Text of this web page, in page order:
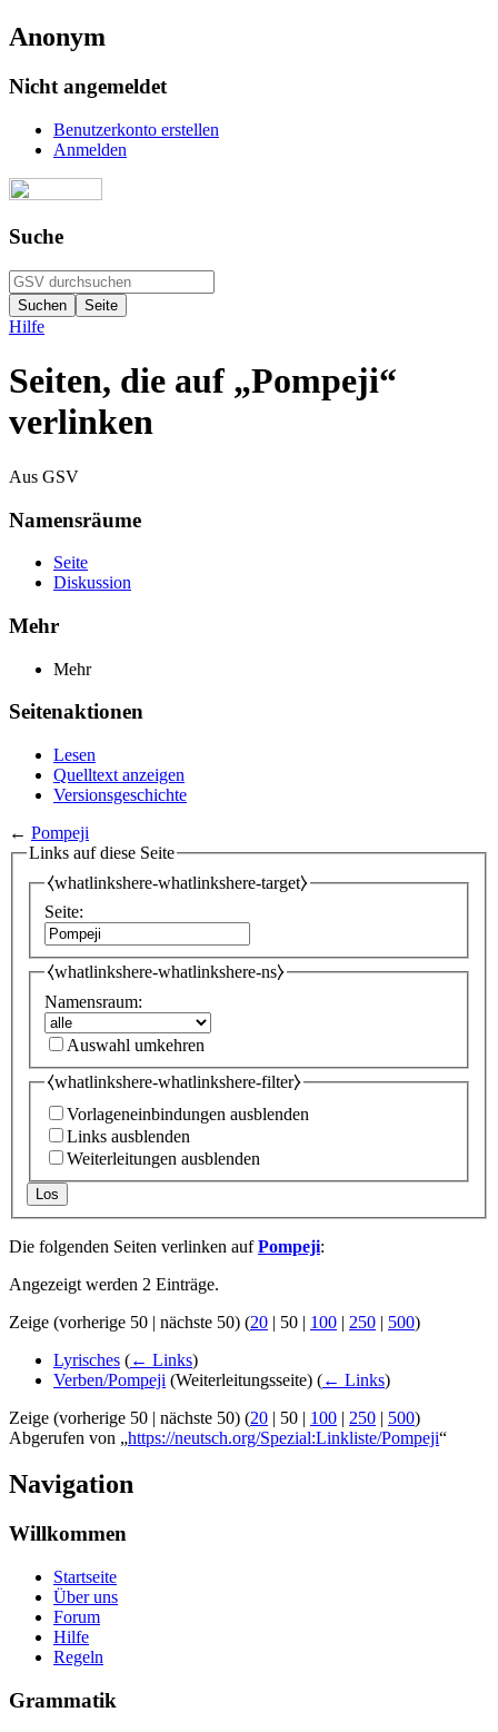
Anonym
Nicht angemeldet
Benutzerkonto erstellen
Anmelden
Suche
Hilfe
Seiten, die auf „Pompeji“
verlinken
Aus GSV
Namensräume
Seite
Diskussion
Mehr
Mehr
Seitenaktionen
Lesen
Quelltext anzeigen
Versionsgeschichte
← Pompeji
Links auf diese Seite
⧼whatlinkshere-whatlinkshere-target⧽
Seite:
⧼whatlinkshere-whatlinkshere-ns⧽
Namensraum:
Auswahl umkehren
⧼whatlinkshere-whatlinkshere-filter⧽
Vorlageneinbindungen ausblenden
Links ausblenden
Weiterleitungen ausblenden
Los
Die folgenden Seiten verlinken aufPompeji:
Angezeigt werden 2 Einträge.
Zeige (vorherige 50 | nächste 50) (20 | 50 | 100 | 250 | 500)
Lyrisches (← Links)
Verben/Pompeji (Weiterleitungsseite) (← Links)
Zeige (vorherige 50 | nächste 50) (20 | 50 | 100 | 250 | 500)
Abgerufen von „https://neutsch.org/Spezial:Linkliste/Pompeji“
Navigation
Willkommen
Startseite
Über uns
Forum
Hilfe
Regeln
Grammatik